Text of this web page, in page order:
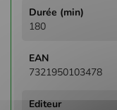
180
7321950103478